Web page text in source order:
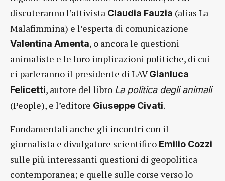
discuteranno l’attivista Claudia Fauzia (alias La
Malafimmina) e l’esperta di comunicazione
Valentina Amenta, o ancora le questioni
animaliste e le loro implicazioni politiche, di cui
ci parleranno il presidente di LAVGianluca
Felicetti, autore del libro La politica degli animali
(People), e l’editore Giuseppe Civati.
Fondamentali anche gli incontri con il
giornalista e divulgatore scientifico Emilio Cozzi
sulle più interessanti questioni di geopolitica
contemporanea; e quelle sulle corse verso lo